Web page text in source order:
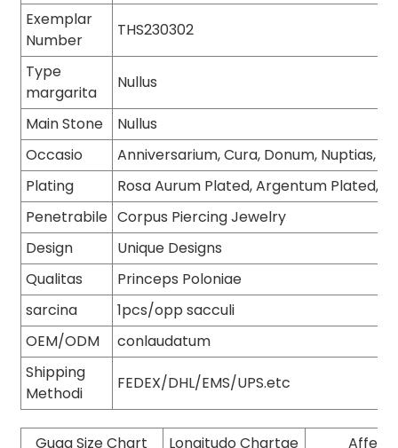
Exemplar
Number
THS230302
Type
margarita
Nullus
Main Stone
Nullus
Occasio
Anniversarium, Cura, Donum, Nuptias,
Plating
Rosa Aurum Plated, Argentum Plated,
Penetrabile Corpus Piercing Jewelry
Design
Unique Designs
Qualitas
Princeps Poloniae
sarcina
1pcs/opp sacculi
OEM/ODM
conlaudatum
Shipping
Methodi
FEDEX/DHL/EMS/UPS.etc
Guag Size Chart Longitudo Chartae